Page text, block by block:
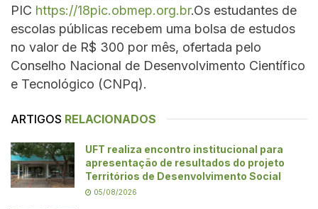
PIC https://18pic.obmep.org.br.Os estudantes de
escolas públicas recebem uma bolsa de estudos
no valor de R$ 300 por mês, ofertada pelo
Conselho Nacional de Desenvolvimento Científico
e Tecnológico (CNPq).
ARTIGOS RELACIONADOS
UFT realiza encontro institucional para
apresentação de resultados do projeto
Territórios de Desenvolvimento Social
05/08/2026